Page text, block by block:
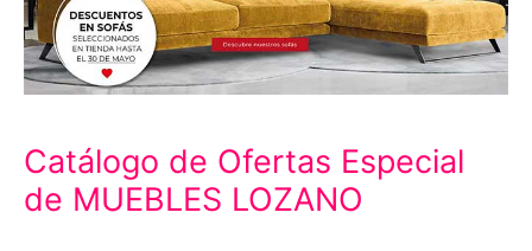
Catálogo de Ofertas Especial
de MUEBLES LOZANO